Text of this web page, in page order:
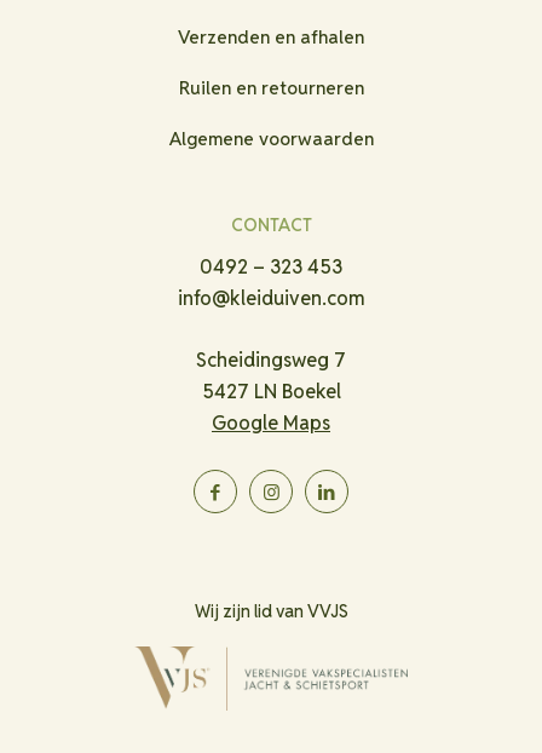
Verzenden en afhalen
Ruilen en retourneren
Algemene voorwaarden
CONTACT
0492 – 323 453
info@kleiduiven.com
Scheidingsweg 7
5427 LN Boekel
Google Maps
Wij zijn lid van VVJS